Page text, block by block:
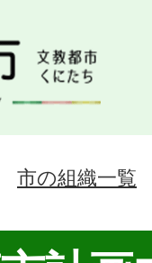
市の組織一覧